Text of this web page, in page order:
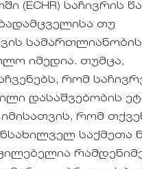
(ECHR) საჩივრის
თუ
სამართლიანობის
იმედია. თუმცა,
რომ
დასაშვებობის
რომ
საქმეთა